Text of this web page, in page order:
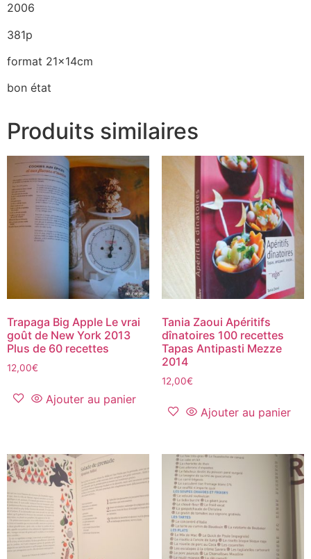
2006
381p
format 21x14cm
bon état
Produits similaires
Trapaga Big Apple Le vrai
goût de New York 2013
Plus de 60 recettes
12,00€
Ajouter au panier
Tania Zaoui Apéritifs
dînatoires 100 recettes
Tapas Antipasti Mezze
2014
12,00€
Ajouter au panier